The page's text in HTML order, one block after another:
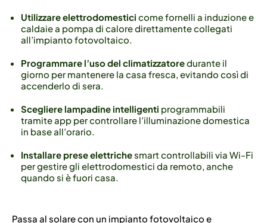
Utilizzare elettrodomestici come fornelli a induzione e
caldaie a pompa di calore direttamente collegati
all’impianto fotovoltaico.
Programmare l’uso del climatizzatoredurante il
giorno per mantenere la casa fresca, evitando così di
accenderlo di sera.
Scegliere lampadine intelligenti programmabili
tramite app per controllare l’illuminazione domestica
in base all’orario.
Installare prese elettriche smart controllabili via Wi-Fi
per gestire gli elettrodomestici da remoto, anche
quando si è fuori casa.
Passa al solare con un impianto fotovoltaico e